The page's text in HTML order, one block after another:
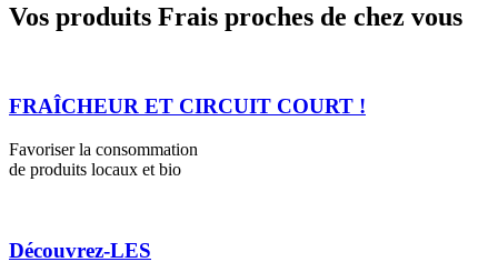
Vos produits Frais proches de chez vous
FRAÎCHEUR ET CIRCUIT COURT !
Favoriser la consommation
de produits locaux et bio
Découvrez-LES